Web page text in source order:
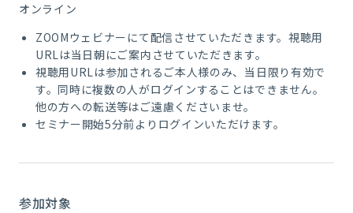
オンライン
ZOOMウェビナーにて配信させていただきます。視聴用
URLは当日朝にご案内させていただきます。
視聴用URLは参加されるご本人様のみ、当日限り有効で
す。同時に複数の人がログインすることはできません。
他の方への転送等はご遠慮くださいませ。
セミナー開始5分前よりログインいただけます。
参加対象